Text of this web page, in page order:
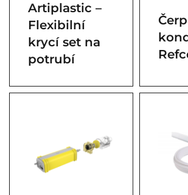
Artiplastic –
Flexibilní
krycí set na
potrubí